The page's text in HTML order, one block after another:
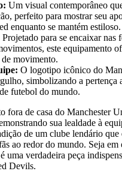
Um visual contemporâneo
perfeito para mostrar seu
enquanto se mantém estiloso.
Projetado para se encaixar nas
este equipamento
movimento.
O logotipo icônico do
simbolizando a pertença
futebol do mundo.
fora de casa do Manchester
sua lealdade à
de um clube lendário
ao redor do mundo. Seja em
uma verdadeira peça
Devils.